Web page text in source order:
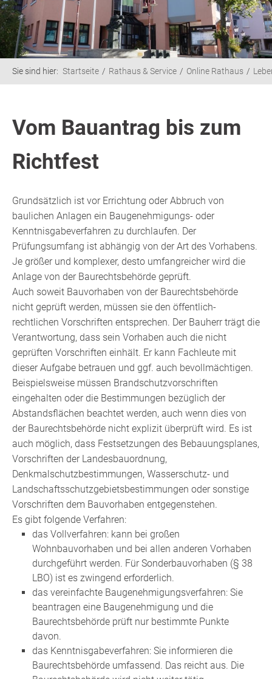
Sie sind hier: Startseite Rathaus & Service Online Rathaus
Vom Bauantrag bis zum
Richtfest
Grundsätzlich ist vor Errichtung oder Abbruch von
baulichen Anlagen ein Baugenehmigungs- oder
Kenntnisgabeverfahren zu durchlaufen. Der
Prüfungsumfang ist abhängig von der Art des Vorhabens.
Je größer und komplexer, desto umfangreicher wird die
Anlage von der Baurechtsbehörde geprüft.
Auch soweit Bauvorhaben von der Baurechtsbehörde
nicht geprüft werden, müssen sie den öffentlich-
rechtlichen Vorschriften entsprechen. Der Bauherr trägt die
Verantwortung, dass sein Vorhaben auch die nicht
geprüften Vorschriften einhält. Er kann Fachleute mit
dieser Aufgabe betrauen und ggf. auch bevollmächtigen.
Beispielsweise müssen Brandschutzvorschriften
eingehalten oder die Bestimmungen bezüglich der
Abstandsflächen beachtet werden, auch wenn dies von
der Baurechtsbehörde nicht explizit überprüft wird. Es ist
auch möglich, dass Festsetzungen des Bebauungsplanes,
Vorschriften der Landesbauordnung,
Denkmalschutzbestimmungen, Wasserschutz- und
Landschaftsschutzgebietsbestimmungen oder sonstige
Vorschriften dem Bauvorhaben entgegenstehen.
Es gibt folgende Verfahren:
das Vollverfahren: kann bei großen
Wohnbauvorhaben und bei allen anderen Vorhaben
durchgeführt werden. Für Sonderbauvorhaben (§ 38
LBO) ist es zwingend erforderlich.
das vereinfachte Baugenehmigungsverfahren: Sie
beantragen eine Baugenehmigung und die
Baurechtsbehörde prüft nur bestimmte Punkte
davon.
das Kenntnisgabeverfahren: Sie informieren die
Baurechtsbehörde umfassend. Das reicht aus. Die